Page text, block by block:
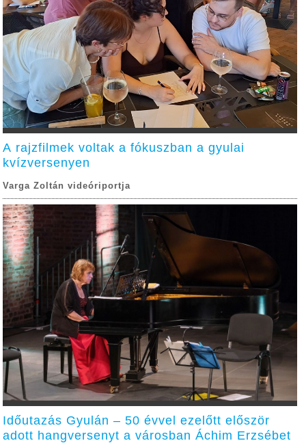
A rajzfilmek voltak a fókuszban a gyulai
kvízversenyen
Varga Zoltán videóriportja
Időutazás Gyulán – 50 évvel ezelőtt először
adott hangversenyt a városban Áchim Erzsébet